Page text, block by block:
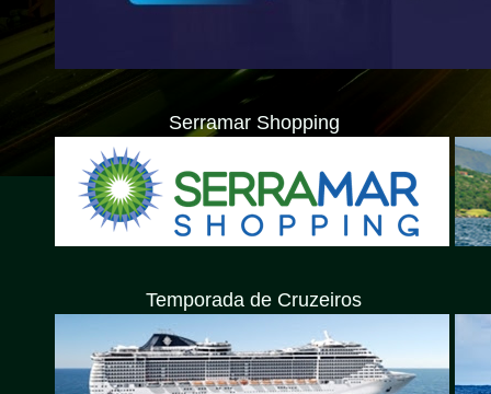
Serramar Shopping
Temporada de Cruzeiros